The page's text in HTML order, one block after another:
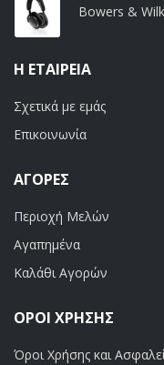
Bowers &
Η ΕΤΑΙΡΕΊΑ
Σχετικά με εμάς
Επικοινωνία
ΑΓΟΡΈΣ
Περιοχή Μελών
Αγαπημένα
Καλάθι Αγορών
ΟΡΟΙ ΧΡΗΣΗΣ
Όροι Χρήσης και